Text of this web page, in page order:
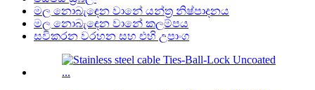
මල නොබැඳෙන වානේ යන්ත්‍ර නිෂ්පාදනය
මල නොබැඳෙන වානේ කලම්පය
සවිකරන වරහන සහ එහි උපාංග